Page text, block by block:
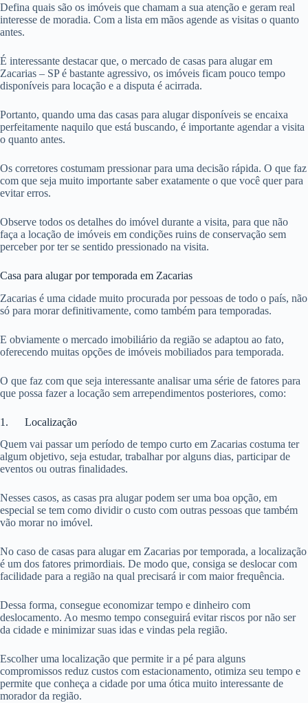
Defina quais são os imóveis que chamam a sua atenção e geram real
interesse de moradia. Com a lista em mãos agende as visitas o quanto
antes.
É interessante destacar que, o mercado de casas para alugar em
Zacarias – SP é bastante agressivo, os imóveis ficam pouco tempo
disponíveis para locação e a disputa é acirrada.
Portanto, quando uma das casas para alugar disponíveis se encaixa
perfeitamente naquilo que está buscando, é importante agendar a visita
o quanto antes.
Os corretores costumam pressionar para uma decisão rápida. O que faz
com que seja muito importante saber exatamente o que você quer para
evitar erros.
Observe todos os detalhes do imóvel durante a visita, para que não
faça a locação de imóveis em condições ruins de conservação sem
perceber por ter se sentido pressionado na visita.
Casa para alugar por temporada em Zacarias
Zacarias é uma cidade muito procurada por pessoas de todo o país, não
só para morar definitivamente, como também para temporadas.
E obviamente o mercado imobiliário da região se adaptou ao fato,
oferecendo muitas opções de imóveis mobiliados para temporada.
O que faz com que seja interessante analisar uma série de fatores para
que possa fazer a locação sem arrependimentos posteriores, como:
1. Localização
Quem vai passar um período de tempo curto em Zacarias costuma ter
algum objetivo, seja estudar, trabalhar por alguns dias, participar de
eventos ou outras finalidades.
Nesses casos, as casas pra alugar podem ser uma boa opção, em
especial se tem como dividir o custo com outras pessoas que também
vão morar no imóvel.
No caso de casas para alugar em Zacarias por temporada, a localização
é um dos fatores primordiais. De modo que, consiga se deslocar com
facilidade para a região na qual precisará ir com maior frequência.
Dessa forma, consegue economizar tempo e dinheiro com
deslocamento. Ao mesmo tempo conseguirá evitar riscos por não ser
da cidade e minimizar suas idas e vindas pela região.
Escolher uma localização que permite ir a pé para alguns
compromissos reduz custos com estacionamento, otimiza seu tempo e
permite que conheça a cidade por uma ótica muito interessante de
morador da região.